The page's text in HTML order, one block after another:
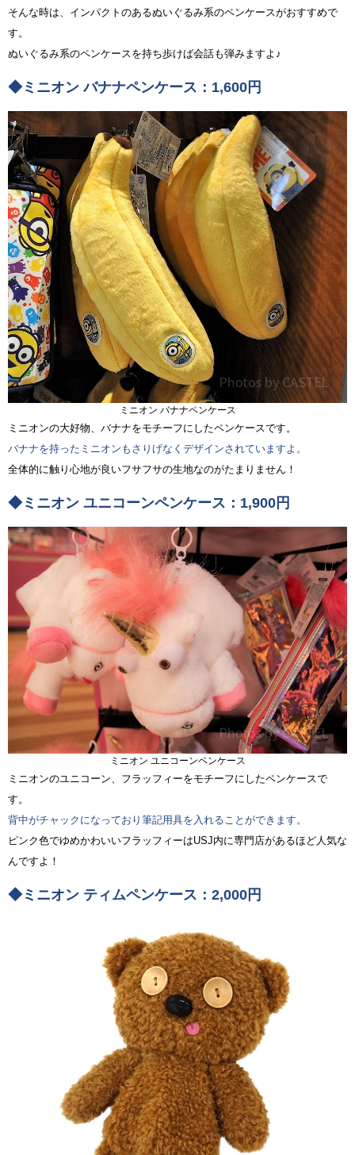
そんな時は、インパクトのあるぬいぐるみ系のペンケースがおすすめで
す。
ぬいぐるみ系のペンケースを持ち歩けば会話も弾みますよ♪
◆ミニオン バナナペンケース：1,600円
ミニオン バナナペンケース
ミニオンの大好物、バナナをモチーフにしたペンケースです。
バナナを持ったミニオンもさりげなくデザインされていますよ。
全体的に触り心地が良いフサフサの生地なのがたまりません！
◆ミニオン ユニコーンペンケース：1,900円
ミニオン ユニコーンペンケース
ミニオンのユニコーン、フラッフィーをモチーフにしたペンケースで
す。
背中がチャックになっており筆記用具を入れることができます。
ピンク色でゆめかわいいフラッフィーはUSJ内に専門店があるほど人気な
んですよ！
◆ミニオン ティムペンケース：2,000円